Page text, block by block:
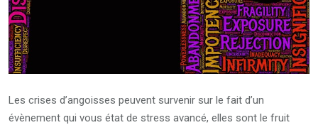
Les crises d’angoisses peuvent survenir sur le fait d’un
évènement qui vous état de stress avancé, elles sont le fruit